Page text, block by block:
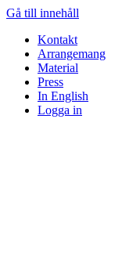
Gå till innehåll
Kontakt
Arrangemang
Material
Press
In English
Logga in